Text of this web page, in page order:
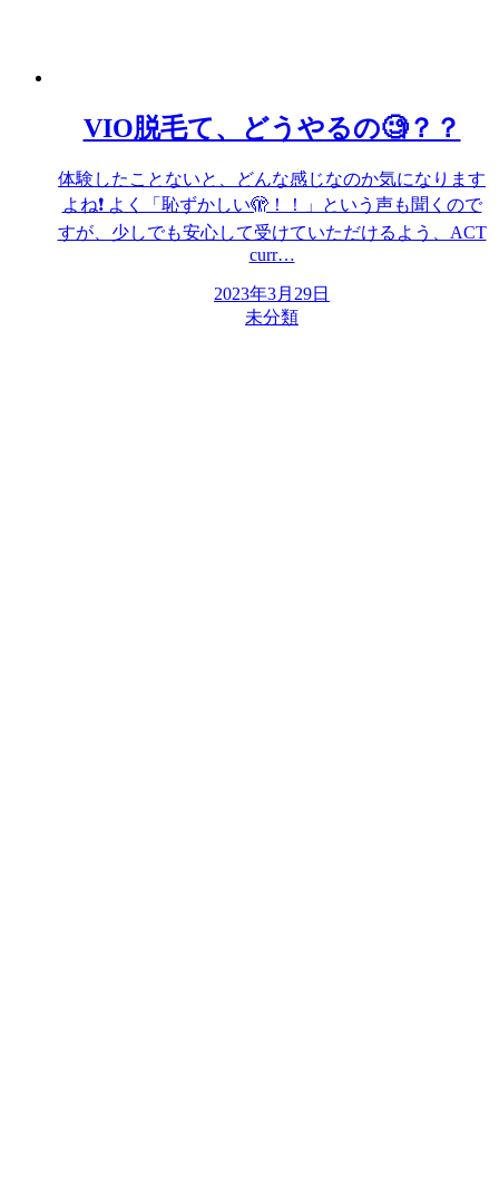
VIO脱毛て、どうやるの🧐？？
体験したことないと、どんな感じなのか気になります
よね❗️ よく「恥ずかしい🫣！！」という声も聞くので
すが、少しでも安心して受けていただけるよう、ACT
curr…
2023年3月29日
未分類